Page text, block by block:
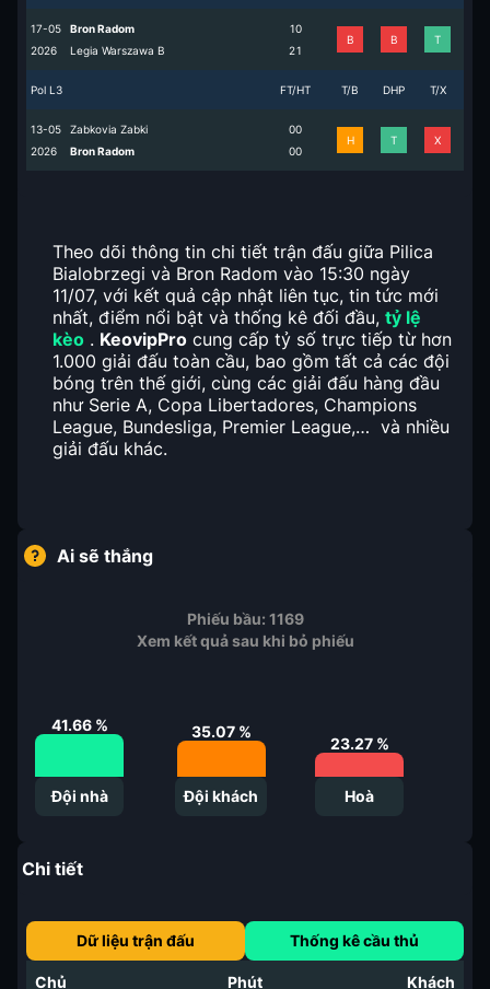
17-05
2026
Bron Radom
Legia Warszawa B
1
2
0
1
B B T
Pol L3 FT/HT T/B DHP T/X
13-05
2026
Zabkovia Zabki
Bron Radom
0
0
0
0
H T X
Theo dõi thông tin chi tiết trận đấu giữa Pilica
Bialobrzegi và Bron Radom vào 15:30 ngày
11/07, với kết quả cập nhật liên tục, tin tức mới
nhất, điểm nổi bật và thống kê đối đầu, tỷ lệ
kèo . KeovipPro cung cấp tỷ số trực tiếp từ hơn
1.000 giải đấu toàn cầu, bao gồm tất cả các đội
bóng trên thế giới, cùng các giải đấu hàng đầu
như Serie A, Copa Libertadores, Champions
League, Bundesliga, Premier League,… và nhiều
giải đấu khác.
Ai sẽ thắng
Phiếu bầu: 1169
Xem kết quả sau khi bỏ phiếu
41.66%
Đội nhà
35.07%
Đội khách
23.27%
Hoà
Chi tiết
Dữ liệu trận đấu Thống kê cầu thủ
Chủ Phút
Khách